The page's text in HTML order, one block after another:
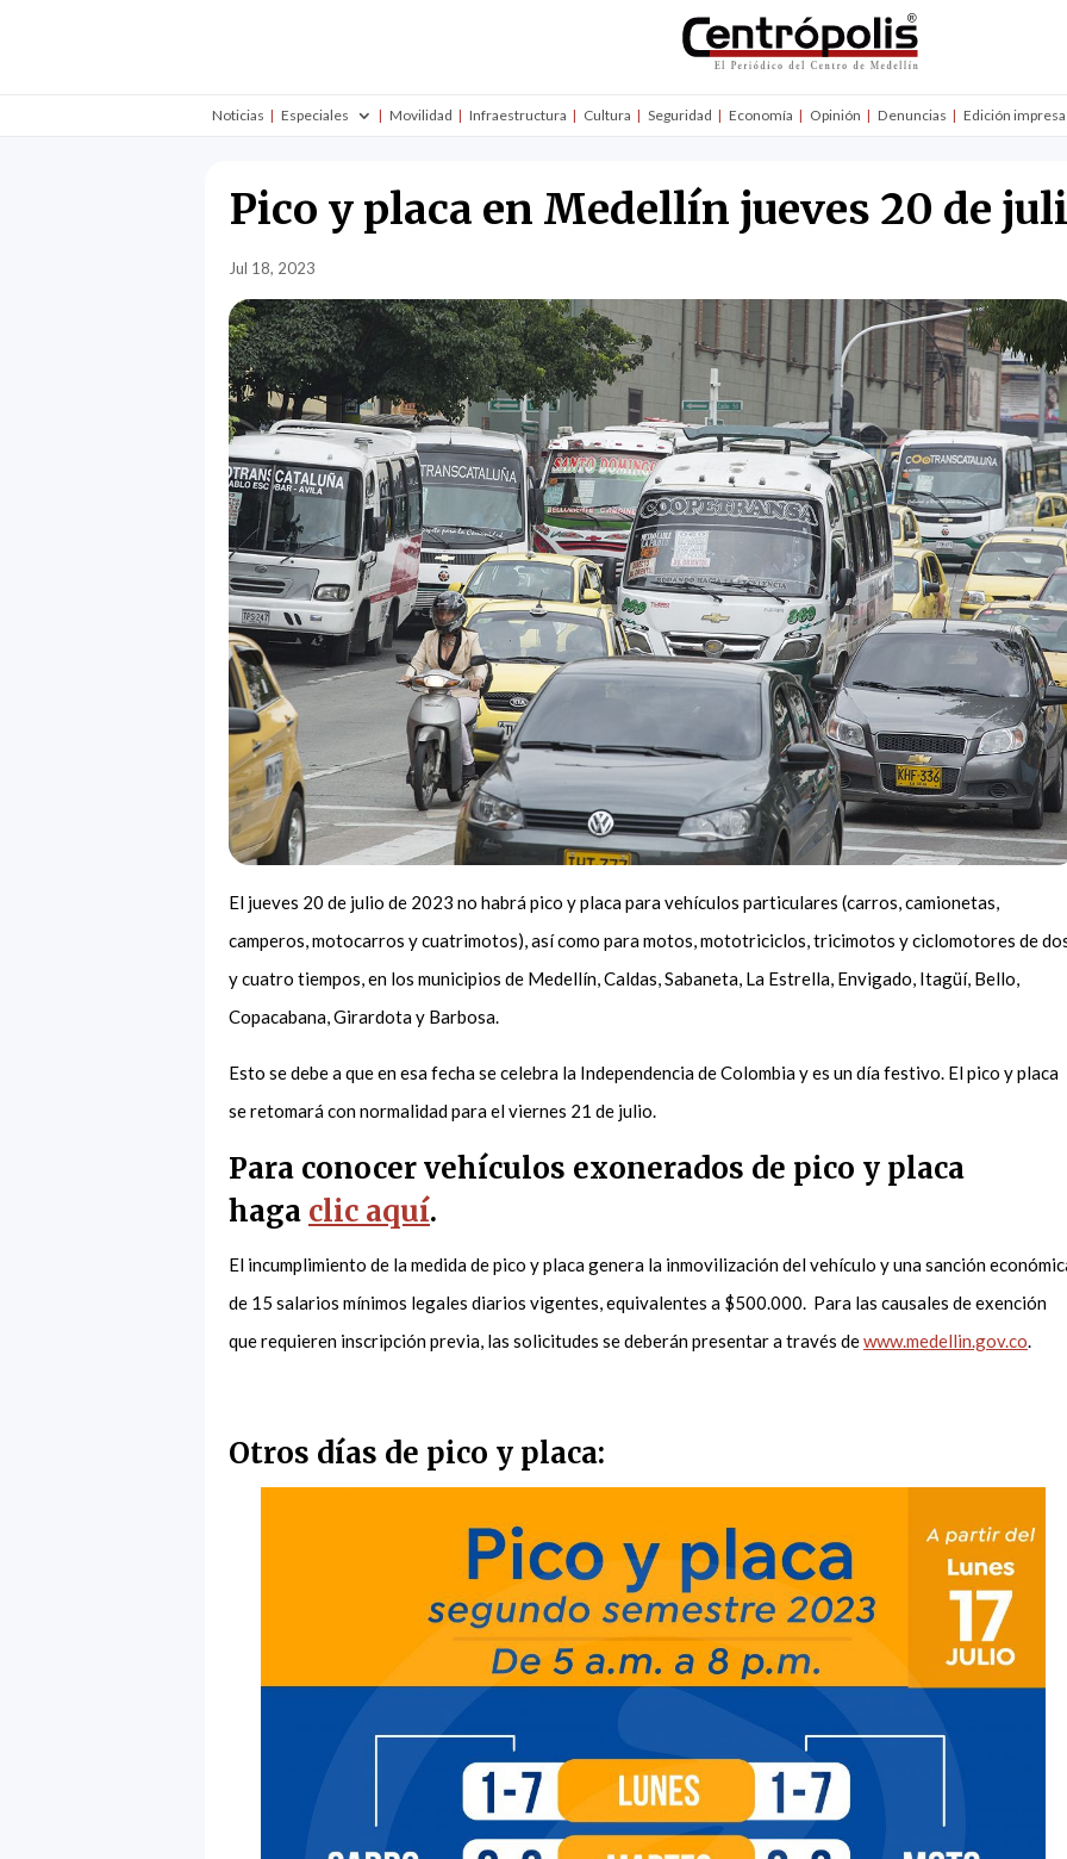
Noticias Especiales Movilidad Infraestructura Cultura Seguridad Economía Opinión Denuncias Edición impresa
Pico y placa en Medellín jueves 20 de
Jul 18, 2023
El jueves 20 de julio de 2023 no habrá pico y placa para vehículos particulares (carros, camionetas,
camperos, motocarros y cuatrimotos), así como para motos, mototriciclos, tricimotos y ciclomotores de
y cuatro tiempos, en los municipios de Medellín, Caldas, Sabaneta, La Estrella, Envigado, Itagüí, Bello,
Copacabana, Girardota y Barbosa.
Esto se debe a que en esa fecha se celebra la Independencia de Colombia y es un día festivo. El pico y placa
se retomará con normalidad para el viernes 21 de julio.
Para conocer vehículos exonerados de pico y placa
haga clic aquí.
El incumplimiento de la medida de pico y placa genera la inmovilización del vehículo y una sanción
de 15 salarios mínimos legales diarios vigentes, equivalentes a $500.000. Para las causales de exención
que requieren inscripción previa, las solicitudes se deberán presentar a través dewww.medellin.gov.co.
Otros días de pico y placa: